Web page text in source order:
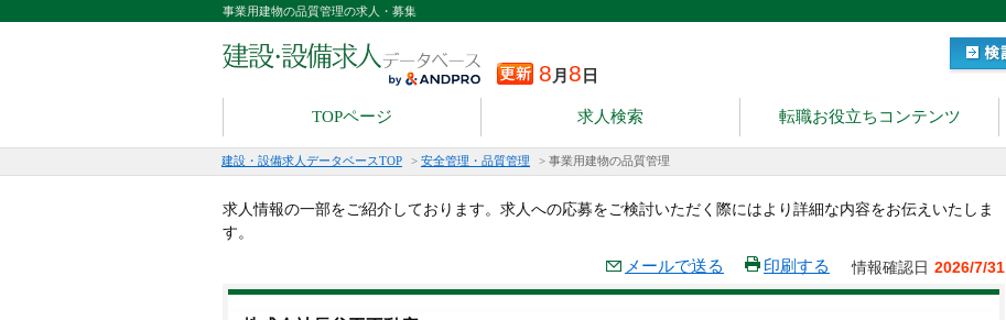
事業用建物の品質管理の求人・募集
8 月 8 日
TOPページ 求人検索 転職お役立ちコンテンツ
建設・設備求人データベースTOP > 安全管理・品質管理 > 事業用建物の品質管理
求人情報の一部をご紹介しております。求人への応募をご検討いただく際にはより詳細な内容をお伝えいたしま
す。
情報確認日 2026/7/31
メールで送る 印刷する